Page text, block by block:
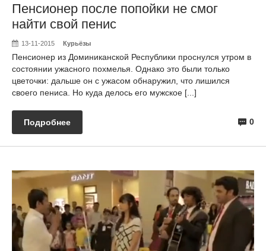
Пенсионер после попойки не смог
найти свой пенис
13-11-2015 Курьёзы
Пенсионер из Доминиканской Республики проснулся утром в
состоянии ужасного похмелья. Однако это были только
цветочки: дальше он с ужасом обнаружил, что лишился
своего пениса. Но куда делось его мужское [...]
0
Подробнее